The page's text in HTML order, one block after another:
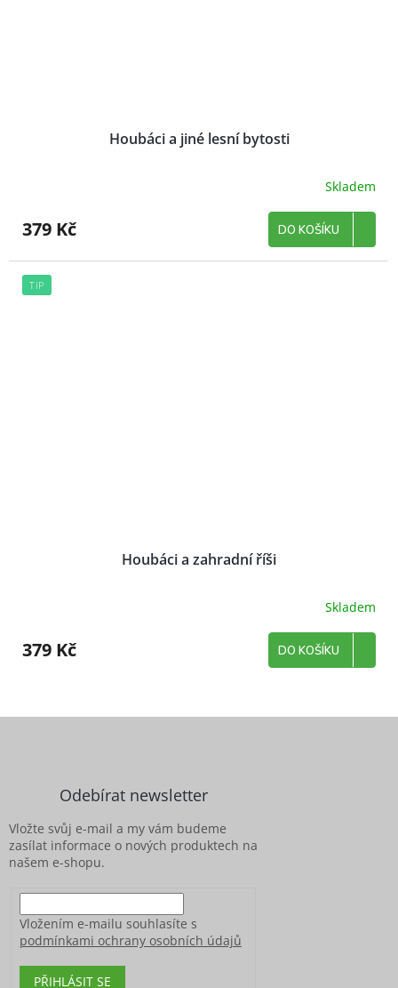
Houbáci a jiné lesní bytosti
Skladem
379 Kč DO KOŠÍKU
TIP
Houbáci a zahradní říši
Skladem
379 Kč DO KOŠÍKU
Odebírat newsletter
Vložte svůj e-mail a my vám budeme
zasílat informace o nových produktech na
našem e-shopu.
Vložením e-mailu souhlasíte s
podmínkami ochrany osobních údajů
PŘIHLÁSIT SE